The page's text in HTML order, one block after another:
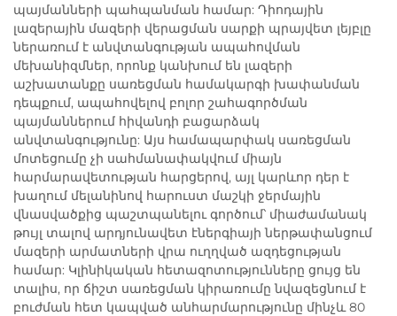
պայմանների պահպանման համար: Դիոդային
լազերային մազերի վերացման սարքի պրայվետ լեյբլը
ներառում է անվտանգության ապահովման
մեխանիզմներ, որոնք կանխում են լազերի
աշխատանքը սառեցման համակարգի խափանման
դեպքում, ապահովելով բոլոր շահագործման
պայմաններում հիվանդի բացարձակ
անվտանգությունը: Այս համապարփակ սառեցման
մոտեցումը չի սահմանափակվում միայն
հարմարավետության հարցերով, այլ կարևոր դեր է
խաղում մելանինով հարուստ մաշկի ջերմային
վնասվածքից պաշտպանելու գործում՝ միաժամանակ
թույլ տալով արդյունավետ էներգիայի ներթափանցում
մազերի արմատների վրա ուղղված ազդեցության
համար: Կլինիկական հետազոտությունները ցույց են
տալիս, որ ճիշտ սառեցման կիրառումը նվազեցնում է
բուժման հետ կապված անհարմարությունը մինչև 80